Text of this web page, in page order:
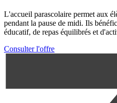
L'accueil parascolaire permet aux
pendant la pause de midi. Ils
éducatif, de repas équilibrés et
Consulter l'offre